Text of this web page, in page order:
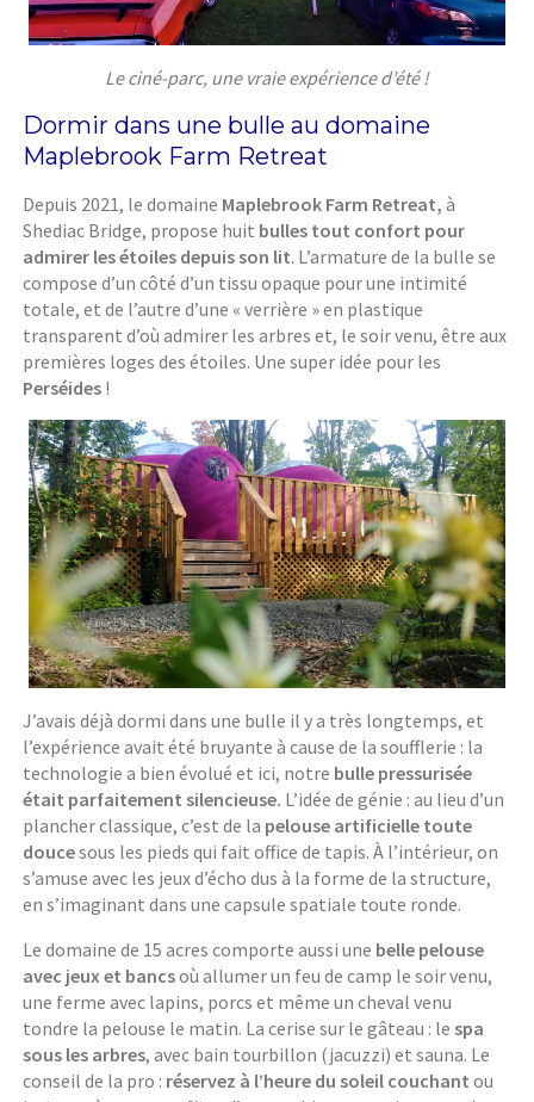
Le ciné-parc, une vraie expérience d’été !
Dormir dans une bulle au domaine
Maplebrook Farm Retreat
Depuis 2021, le domaine Maplebrook Farm Retreat, à
Shediac Bridge, propose huit bulles tout confort pour
admirer les étoiles depuis son lit. L’armature de la bulle se
compose d’un côté d’un tissu opaque pour une intimité
totale, et de l’autre d’une « verrière » en plastique
transparent d’où admirer les arbres et, le soir venu, être aux
premières loges des étoiles. Une super idée pour les
Perséides !
J’avais déjà dormi dans une bulle il y a très longtemps, et
l’expérience avait été bruyante à cause de la soufflerie : la
technologie a bien évolué et ici, notre bulle pressurisée
était parfaitement silencieuse. L’idée de génie : au lieu d’un
plancher classique, c’est de la pelouse artificielle toute
doucesous les pieds qui fait office de tapis. À l’intérieur, on
s’amuse avec les jeux d’écho dus à la forme de la structure,
en s’imaginant dans une capsule spatiale toute ronde.
Le domaine de 15 acres comporte aussi une belle pelouse
avec jeux et bancsoù allumer un feu de camp le soir venu,
une ferme avec lapins, porcs et même un cheval venu
tondre la pelouse le matin. La cerise sur le gâteau : lespa
sous les arbres, avec bain tourbillon (jacuzzi) et sauna. Le
conseil de la pro : réservez à l’heure du soleil couchant ou